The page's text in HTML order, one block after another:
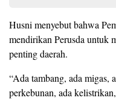
Husni menyebut bahwa
mendirikan Perusda untuk
penting daerah.
“Ada tambang, ada migas,
perkebunan, ada